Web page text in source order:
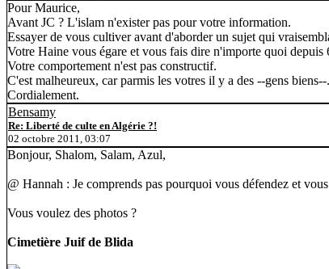
Pour Maurice,
Avant JC ? L'islam n'exister pas pour votre information.
Essayer de vous cultiver avant d'aborder un sujet qui
Votre Haine vous égare et vous fais dire n'importe quoi
Votre comportement n'est pas constructif.
C'est malheureux, car parmis les votres il y a des --gens biens--.
Cordialement.
Bensamy
Re: Liberté de culte en Algérie ?!
02 octobre 2011, 03:07
Bonjour, Shalom, Salam, Azul,
@ Hannah : Je comprends pas pourquoi vous défendez et
Vous voulez des photos ?
Cimetière Juif de Blida